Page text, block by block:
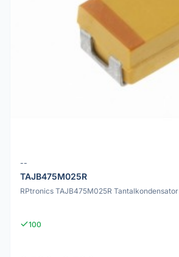
--
TAJB475M025R
RPtronics TAJB475M025R Tantalkondensator
100